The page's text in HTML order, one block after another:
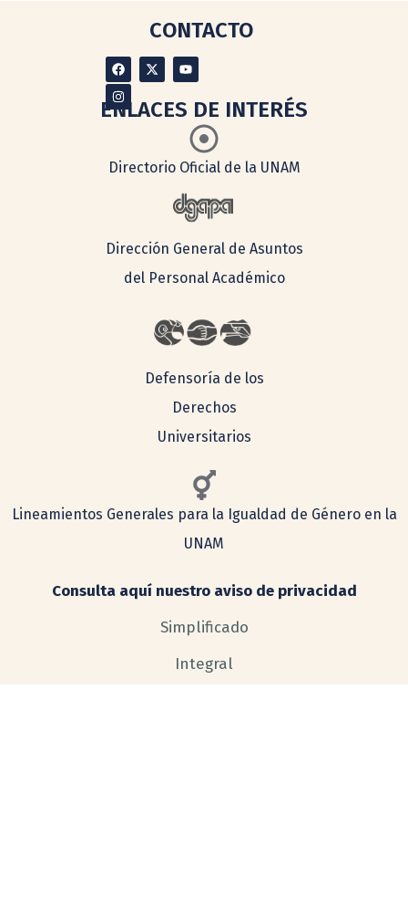
CONTACTO
ENLACES DE INTERÉS
Directorio Oficial de la UNAM
Dirección General de Asuntos
del Personal Académico
Defensoría de los
Derechos
Universitarios
Lineamientos Generales para la Igualdad de Género en la
UNAM
Consulta aquí nuestro aviso de privacidad
Simplificado
Integral